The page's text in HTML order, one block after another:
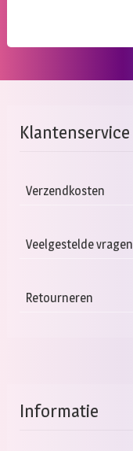
Klantenservice
Verzendkosten
Veelgestelde vragen
Retourneren
Informatie